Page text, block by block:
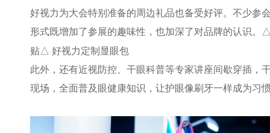
好视力为大会特别准备的周边礼品也备受好评。不少参
形式既增加了参展的趣味性，也加深了对品牌的认识。
贴△ 好视力定制显眼包
此外，还有近视防控、干眼科普等专家讲座间歇穿插，
现场，全面普及眼健康知识，让护眼像刷牙一样成为习